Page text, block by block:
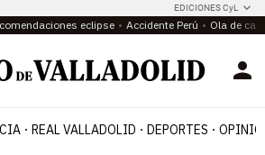
EDICIONES CyL
eclipse Accidente Perú Ola de
REAL VALLADOLID DEPORTES